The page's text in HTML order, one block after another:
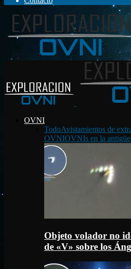
OVNI
TodoAvistamientos de
OVNIOVNIs en la
Objeto volador no
de «V» sobre los